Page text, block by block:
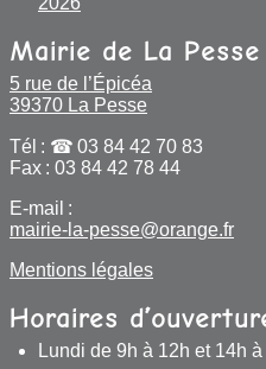
Mairie de La Pesse
5 rue de l’Épicéa
39370 La Pesse
Tél :
03 84 42 70 83
Fax : 03 84 42 78 44
E-mail :
mairie-la-pesse@orange.fr
Mentions légales
Horaires
Lundi de 9h à 12h et 14h à